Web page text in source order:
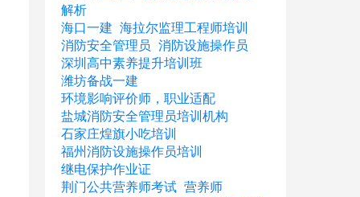
解析
海口一建 海拉尔监理工程师培训
消防安全管理员 消防设施操作员
深圳高中素养提升培训班
潍坊备战一建
环境影响评价师，职业适配
盐城消防安全管理员培训机构
石家庄煌旗小吃培训
福州消防设施操作员培训
继电保护作业证
荆门公共营养师考试 营养师